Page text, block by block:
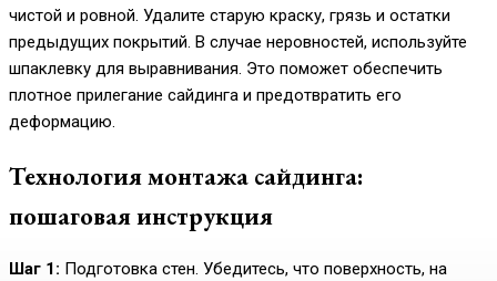
чистой и ровной. Удалите старую краску, грязь и остатки
предыдущих покрытий. В случае неровностей, используйте
шпаклевку для выравнивания. Это поможет обеспечить
плотное прилегание сайдинга и предотвратить его
деформацию.
Технология монтажа сайдинга:
пошаговая инструкция
Шаг 1: Подготовка стен. Убедитесь, что поверхность, на